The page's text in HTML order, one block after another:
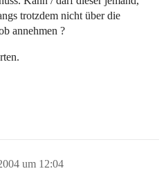
trotzdem nicht über die
annehmen ?
um 12:04